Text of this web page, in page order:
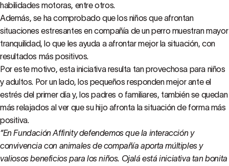
habilidades motoras, entre otros.
Además, se ha comprobado que los niños que afrontan
situaciones estresantes en compañía de un perro muestran mayor
tranquilidad, lo que les ayuda a afrontar mejor la situación, con
resultados más positivos.
Por este motivo, esta iniciativa resulta tan provechosa para niños
y adultos. Por un lado, los pequeños responden mejor ante el
estrés del primer día y, los padres o familiares, también se quedan
más relajados al ver que su hijo afronta la situación de forma más
positiva.
“En Fundación Affinity defendemos que la interacción y
convivencia con animales de compañía aporta múltiples y
valiosos beneficios para los niños. Ojalá está iniciativa tan bonita